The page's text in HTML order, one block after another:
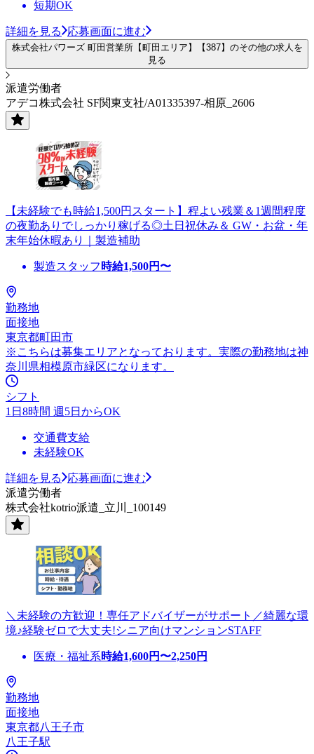
短期OK
詳細を見る 応募画面に進む
株式会社パワーズ 町田営業所【町田エリア】【387】のその他の求人を
見る
派遣労働者
アデコ株式会社 SF関東支社/A01335397-相原_2606
【未経験でも時給1,500円スタート】程よい残業＆1週間程度
の夜勤ありでしっかり稼げる◎土日祝休み＆ GW・お盆・年
末年始休暇あり｜製造補助
製造スタッフ 時給1,500円〜
勤務地
面接地
東京都町田市
※こちらは募集エリアとなっております。実際の勤務地は神
奈川県相模原市緑区になります。
シフト
1日8時間 週5日からOK
交通費支給
未経験OK
詳細を見る
応募画面に進む
派遣労働者
株式会社kotrio派遣_立川_100149
＼未経験の方歓迎！専任アドバイザーがサポート／綺麗な環
境♪経験ゼロで大丈夫!シニア向けマンションSTAFF
医療・福祉系時給1,600円〜2,250円
勤務地
面接地
東京都八王子市
八王子駅